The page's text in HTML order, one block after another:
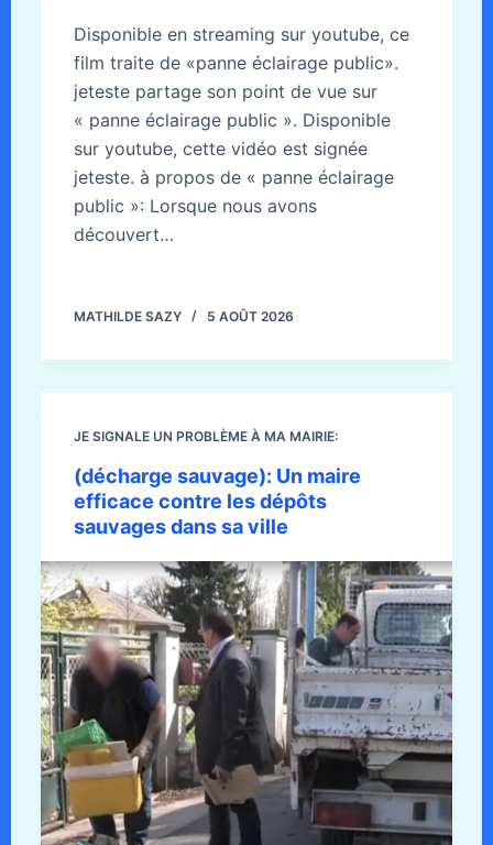
Disponible en streaming sur youtube, ce
film traite de «panne éclairage public».
jeteste partage son point de vue sur
« panne éclairage public ». Disponible
sur youtube, cette vidéo est signée
jeteste. à propos de « panne éclairage
public »: Lorsque nous avons
découvert…
MATHILDE SAZY 5 AOÛT 2026
JE SIGNALE UN PROBLÈME À MA MAIRIE:
(décharge sauvage): Un maire
efficace contre les dépôts
sauvages dans sa ville